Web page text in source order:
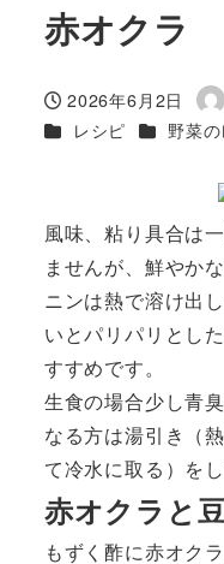
赤オクラ
投稿日
2026年6月2日
著
者
カテゴリー
レシピ カテゴリー
野菜
風味、粘り具合は
ませんが、鮮やか
ニンは熱で溶け出
いとパリパリとし
すすめです。
生食の場合少し青
なる方は湯引き（
て冷水に取る）を
赤オクラと
もずく酢に赤オク